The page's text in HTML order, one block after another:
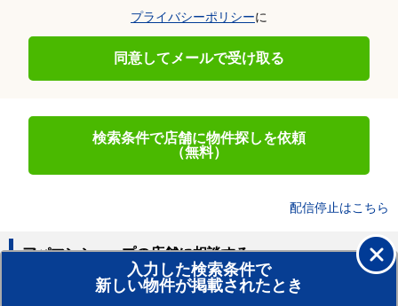
プライバシーポリシーに
同意してメールで受け取る
検索条件で店舗に物件探しを依頼
（無料）
配信停止はこちら
入力した検索条件で
新しい物件が掲載されたとき
アパマンショップの店舗に相談する
賃貸のプロがお部屋探し！